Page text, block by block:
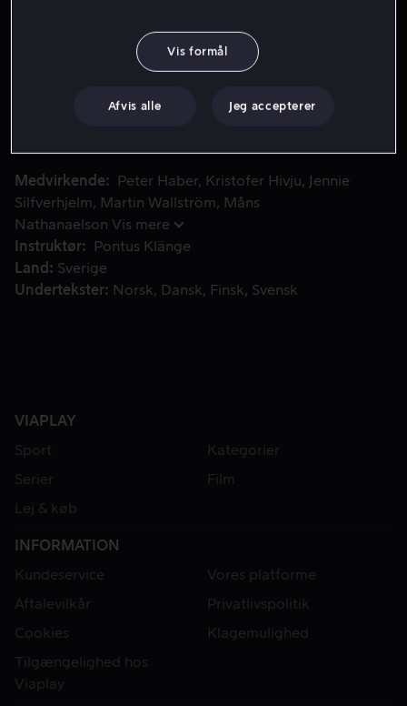
Et lig findes flydende i vandet i nærheden af
Et lig findes flydende i vandet i nærheden af
med en lang straffeattest. Får Beck-gruppen en
Medvirkende Peter Haber Kristofer Hivju
Jennie
Silfverhjelm
Martin Wallström
Måns
Nathanaelson Vis mere
Instruktør
Pontus Klänge
Land
Sverige
Undertekster
Norsk Dansk Finsk Svensk
VIAPLAY
Sport
Kategorier
Serier
Film
Lej & køb
INFORMATION
Kundeservice
Vores platforme
Aftalevilkår
Privatlivspolitik
Cookies
Klagemulighed
Tilgængelighed hos
Viaplay
Vis formål
Afvis alle Jeg accepterer